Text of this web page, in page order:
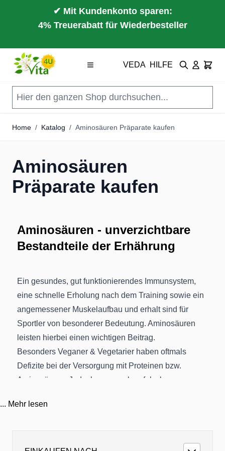
✔ Mit Kundenkonto sparen:
4% Treuerabatt für Wiederbesteller
Direkt zum Inhalt
VEDA HILFE Suche Cart
Home / Katalog / Aminosäuren Präparate kaufen
Aminosäuren
Präparate kaufen
Aminosäuren - unverzichtbare
Bestandteile der Erhährung
Ein gesundes, gut funktionierendes Immunsystem,
eine schnelle Erholung nach dem Training sowie ein
angemessener Muskelaufbau und erhalt sind für
Sportler von besonderer Bedeutung. Aminosäuren
leisten hierbei einen wichtigen Beitrag.
Besonders Veganer & Vegetarier haben oftmals
Defizite bei der Versorgung mit Proteinen bzw.
Aminosäuren. Jedoch verursachen falsche
proteinhaltige Lebensmittel wie Fleisch & Fisch auch
... Mehr lesen